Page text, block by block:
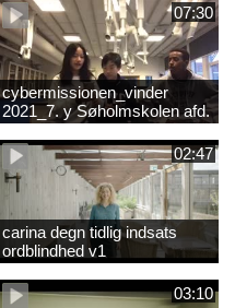
07:30
cybermissionen_vinder
2021_7. y Søholmskolen afd.
toftevang
02:47
carina degn tidlig indsats
ordblindhed v1
03:10